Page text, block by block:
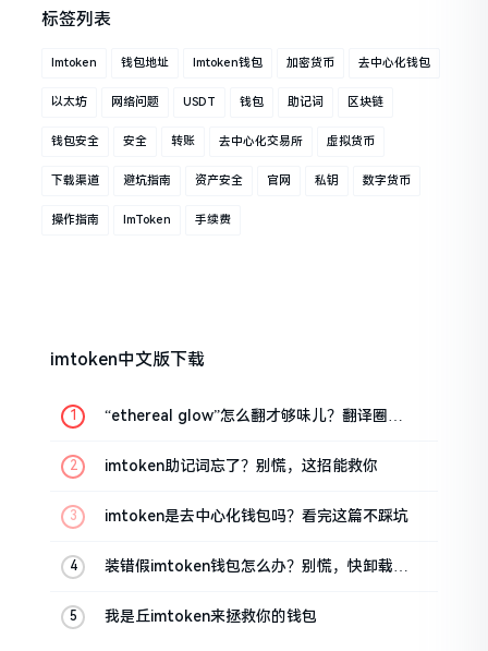
标签列表
Imtoken 钱包地址 Imtoken钱包 加密货币 去中心化钱包
以太坊 网络问题 USDT 钱包 助记词 区块链
钱包安全 安全 转账 去中心化交易所 虚拟货币
下载渠道 避坑指南 资产安全 官网 私钥 数字货币
操作指南 ImToken 手续费
imtoken中文版下载
“ethereal glow”怎么翻才够味儿？翻译圈老
imtoken助记词忘了？别慌，这招能救你
imtoken是去中心化钱包吗？看完这篇不踩坑
装错假imtoken钱包怎么办？别慌，快卸载，
我是丘imtoken来拯救你的钱包